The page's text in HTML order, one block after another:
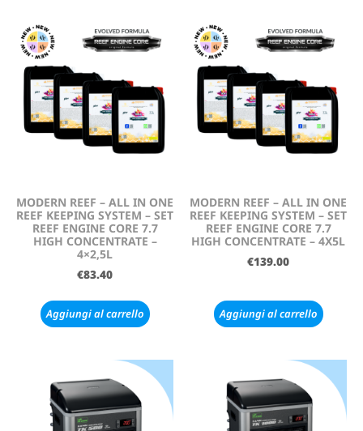
MODERN REEF – ALL IN ONE
REEF KEEPING SYSTEM – SET
REEF ENGINE CORE 7.7
HIGH CONCENTRATE –
4×2,5L
€83.40
Aggiungi al carrello
MODERN REEF – ALL IN ONE
REEF KEEPING SYSTEM – SET
REEF ENGINE CORE 7.7
HIGH CONCENTRATE – 4X5L
€139.00
Aggiungi al carrello